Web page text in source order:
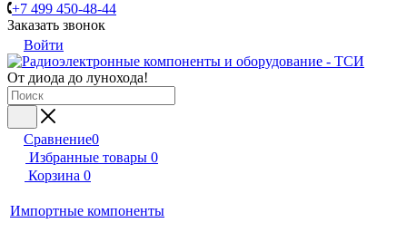
+7 499 450-48-44
Заказать звонок
Войти
От диода до лунохода!
Сравнение0
Избранные товары 0
Корзина 0
Импортные компоненты